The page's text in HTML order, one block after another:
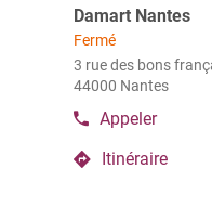
obtenir
de
plus
amples
informations
Point
de
vente
:
Damart Nantes
Fermé
3 rue des bons
44000 Nantes
Appeler
Afficher
le
numéroItinéraire
jusqu'au